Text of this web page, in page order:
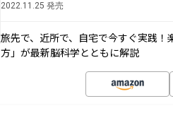
2022.11.25 発売
旅先で、近所で、自宅で今すぐ実践
方」が最新脳科学とともに解説